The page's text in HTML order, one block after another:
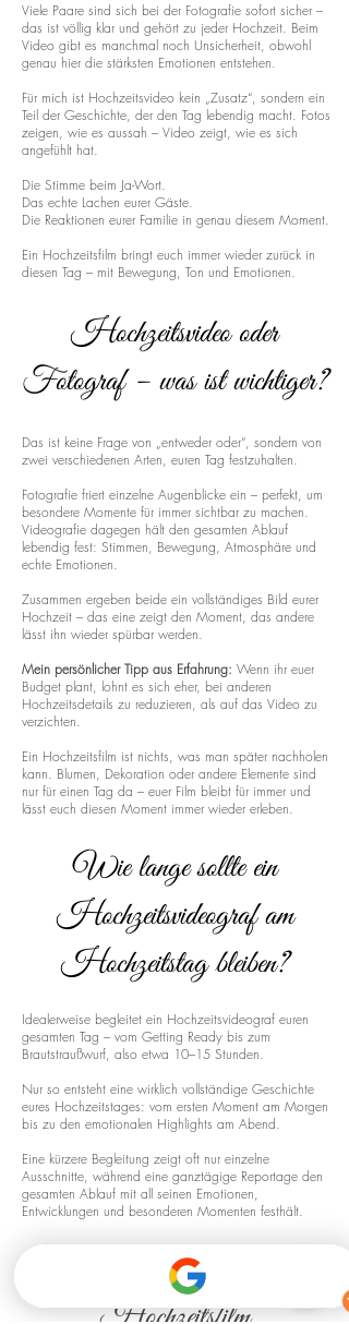
Viele Paare sind sich bei der Fotografie sofort sicher –
das ist völlig klar und gehört zu jeder Hochzeit. Beim
Video gibt es manchmal noch Unsicherheit, obwohl
genau hier die stärksten Emotionen entstehen.
Für mich ist Hochzeitsvideo kein „Zusatz“, sondern ein
Teil der Geschichte, der den Tag lebendig macht. Fotos
zeigen, wie es aussah – Video zeigt, wie es sich
angefühlt hat.
Die Stimme beim Ja-Wort.
Das echte Lachen eurer Gäste.
Die Reaktionen eurer Familie in genau diesem Moment.
Ein Hochzeitsfilm bringt euch immer wieder zurück in
diesen Tag – mit Bewegung, Ton und Emotionen.
Hochzeitsvideo oder
Fotograf – was ist wichtiger?
Das ist keine Frage von „entweder oder“, sondern von
zwei verschiedenen Arten, euren Tag festzuhalten.
Fotografie friert einzelne Augenblicke ein – perfekt, um
besondere Momente für immer sichtbar zu machen.
Videografie dagegen hält den gesamten Ablauf
lebendig fest: Stimmen, Bewegung, Atmosphäre und
echte Emotionen.
Zusammen ergeben beide ein vollständiges Bild eurer
Hochzeit – das eine zeigt den Moment, das andere
lässt ihn wieder spürbar werden.
Mein persönlicher Tipp aus Erfahrung: Wenn ihr euer
Budget plant, lohnt es sich eher, bei anderen
Hochzeitsdetails zu reduzieren, als auf das Video zu
verzichten.
Ein Hochzeitsfilm ist nichts, was man später nachholen
kann. Blumen, Dekoration oder andere Elemente sind
nur für einen Tag da – euer Film bleibt für immer und
lässt euch diesen Moment immer wieder erleben.
Wie lange sollte ein
Hochzeitsvideograf am
Hochzeitstag bleiben?
Idealerweise begleitet ein Hochzeitsvideograf euren
gesamten Tag – vom Getting Ready bis zum
Brautstraußwurf, also etwa 10–15 Stunden.
Nur so entsteht eine wirklich vollständige Geschichte
eures Hochzeitstages: vom ersten Moment am Morgen
bis zu den emotionalen Highlights am Abend.
Eine kürzere Begleitung zeigt oft nur einzelne
Ausschnitte, während eine ganztägige Reportage den
gesamten Ablauf mit all seinen Emotionen,
Entwicklungen und besonderen Momenten festhält.
Drohnenaufnahmen für euren